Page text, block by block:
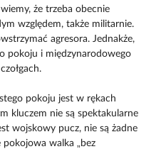
że trzeba obecnie
względem, także militarnie.
agresora. Jednakże,
pokoju i międzynarodowego
pokoju jest w rękach
kluczem nie są spektakularne
wojskowy pucz, nie są żadne
pokojowa walka „bez